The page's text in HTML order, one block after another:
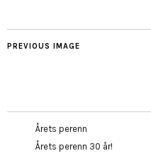
PREVIOUS IMAGE
Årets perenn
Årets perenn 30 år!